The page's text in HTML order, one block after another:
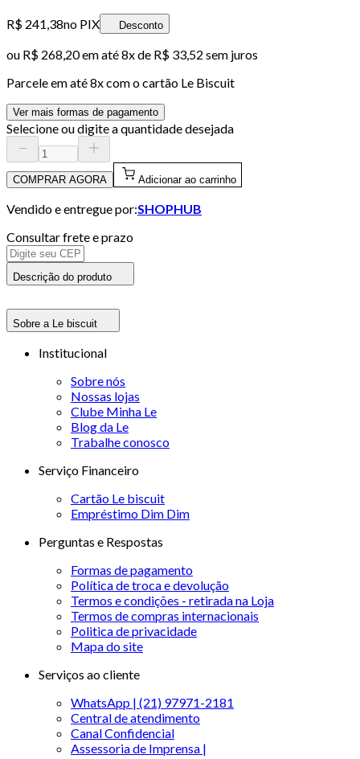
R$ 241,38no PIX Desconto
ou R$ 268,20em até8x de R$ 33,52 sem juros
Parcele em até8x com o cartão Le Biscuit
Ver mais formas de pagamento
Selecione ou digite a quantidade desejada
COMPRAR AGORA Adicionar ao carrinho
Vendido e entregue por:SHOPHUB
Consultar frete e prazo
Descrição do produto
Sobre a Le biscuit
Institucional
Sobre nós
Nossas lojas
Clube Minha Le
Blog da Le
Trabalhe conosco
Serviço Financeiro
Cartão Le biscuit
Empréstimo Dim Dim
Perguntas e Respostas
Formas de pagamento
Política de troca e devolução
Termos e condições - retirada na Loja
Termos de compras internacionais
Politica de privacidade
Mapa do site
Serviços ao cliente
WhatsApp | (21) 97971-2181
Central de atendimento
Canal Confidencial
Assessoria de Imprensa |